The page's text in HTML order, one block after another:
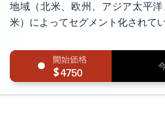
地域（北米、欧州、アジア太平
米）によってセグメント化されてい
4750